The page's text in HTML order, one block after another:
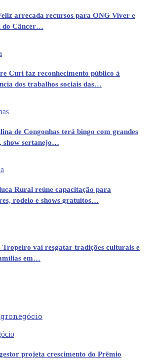
arrecada recursos para ONG Viver e
do Câncer…
Curi faz reconhecimento público à
dos trabalhos sociais das…
de Congonhas terá bingo com grandes
show sertanejo…
Rural reúne capacitação para
rodeio e shows gratuitos…
Tropeiro vai resgatar tradições culturais e
em…
projeta crescimento do Prêmio